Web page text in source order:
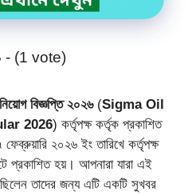
- (1 vote)
বিজ্ঞপ্তি ২০২৬(Sigma Oil
2026) কর্তৃপক্ষ কর্তৃক প্রকাশিত
২০২৬ ইং তারিখে কর্তৃপক্ষ
প্রকাশিত হয়। আপনারা যারা এই
ছিলেন তাদের জন্য এটি একটি সুখবর